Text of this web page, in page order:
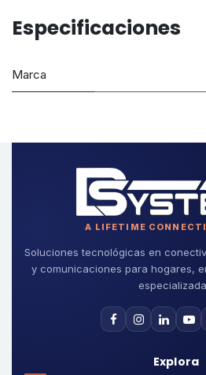
Especificaciones
Marca
A LIFETIME
Soluciones tecnológicas en
y comunicaciones para hogares,
Explora